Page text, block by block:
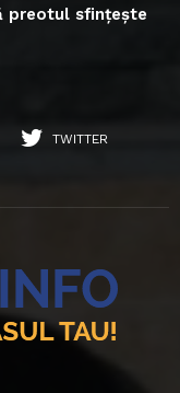
preotul sfințește
TWITTER